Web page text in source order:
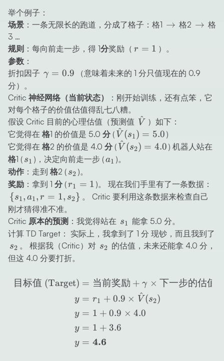
举个例子：
场景 ：一条无限长的跑道，分成了格子：格1 \to
→ 格2 \to
→ 格
3 …
规则 ：每向前走一步，得 1分奖励（ r=1
r = 1 ）。
参数 ：
折扣因子 \gamma
γ = 0.9
（意味着未来的 1 分只值现在的 0.9
分）。
Critic 神经网络（当前状态）
：刚开始训练，还有点笨，它
对每个格子的价值估值得乱七八糟。
假设 Critic 目前的心理估值（预测值 \hat{V}
V
^ ）如下：
它觉得在 格1 的价值是 5.0 分 ( \hat{V}
(s_1) =
5.0
V
^(s1) = 5.0 )
它觉得在 格2 的价值是 4.0 分 ( \hat{V}
(s_2) =
V
^(s2) = 4.0 ) 机器人站在
格1 ( s_1
s1 ) ，决定向前走一步 (a_1
a1 )。
动作 ：走到 格2 ( s_2
s2 )。
奖励 ：拿到 1 分 (r_1=1
r1 = 1 )。 现在我们手里有了一条数据：
{s1, a1, r = 1, s2} 。 Critic 要利用这条数据来检查自己
刚才猜得准不准。
Critic 原本的预测 ：我觉得站在 s_1
s1 能拿 5.0 分。
计算 TD Target： 实际上，我拿到了 1 分 现钞，而且我到了
s_2
s2 。 根据我（Critic）对 s_2
s2 的估值，未来还能拿 4.0 分，
但这 4.0 分要打折。
\begin{aligned} \text{目
目标值 (Target)
y
y
y
y
= 当前奖励 + γ × 下一步的估值
= r1 + 0.9 × V
^(s2)
= 1 + 0.9 × 4.0
= 1 + 3.6
= 4.6